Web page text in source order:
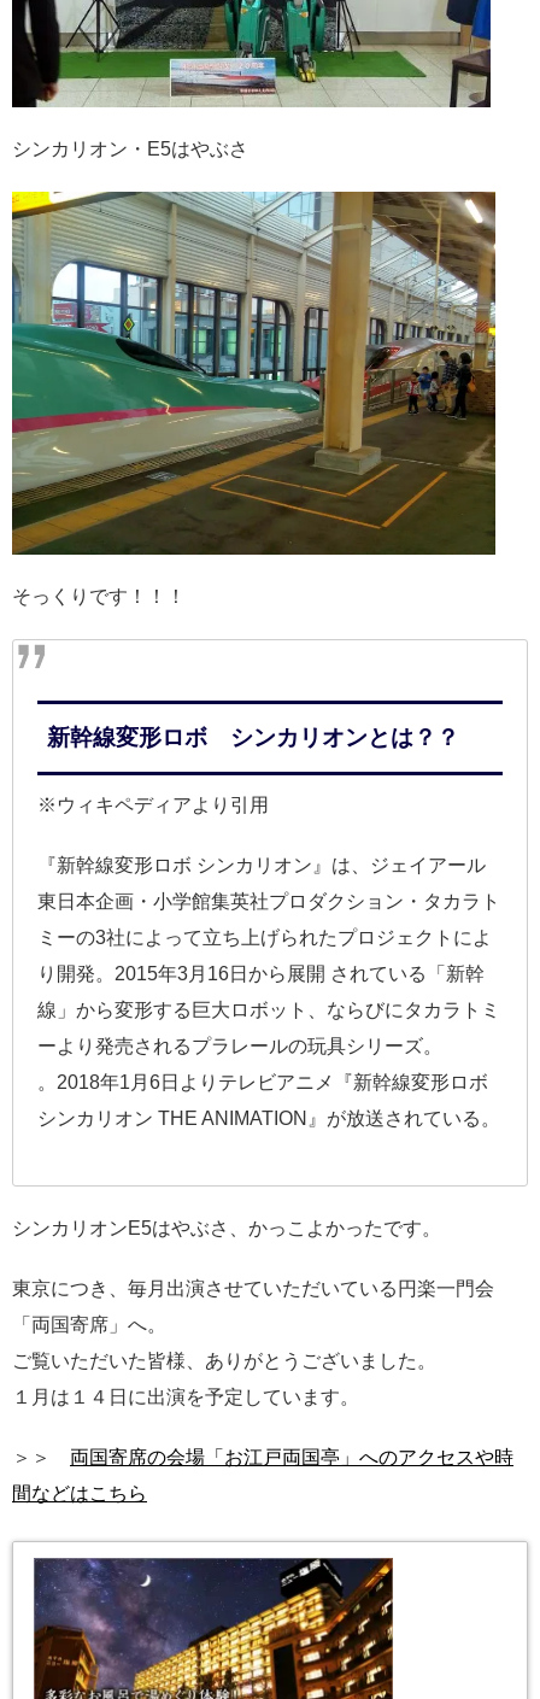
シンカリオン・E5はやぶさ
そっくりです！！！
新幹線変形ロボ シンカリオンとは？？
※ウィキペディアより引用
『新幹線変形ロボ シンカリオン』は、ジェイアール
東日本企画・小学館集英社プロダクション・タカラト
ミーの3社によって立ち上げられたプロジェクトによ
り開発。2015年3月16日から展開 されている「新幹
線」から変形する巨大ロボット、ならびにタカラトミ
ーより発売されるプラレールの玩具シリーズ。
。2018年1月6日よりテレビアニメ『新幹線変形ロボ
シンカリオン THE ANIMATION』が放送されている。
シンカリオンE5はやぶさ、かっこよかったです。
東京につき、毎月出演させていただいている円楽一門会
「両国寄席」へ。
ご覧いただいた皆様、ありがとうございました。
１月は１４日に出演を予定しています。
＞＞ 両国寄席の会場「お江戸両国亭」へのアクセスや時
間などはこちら